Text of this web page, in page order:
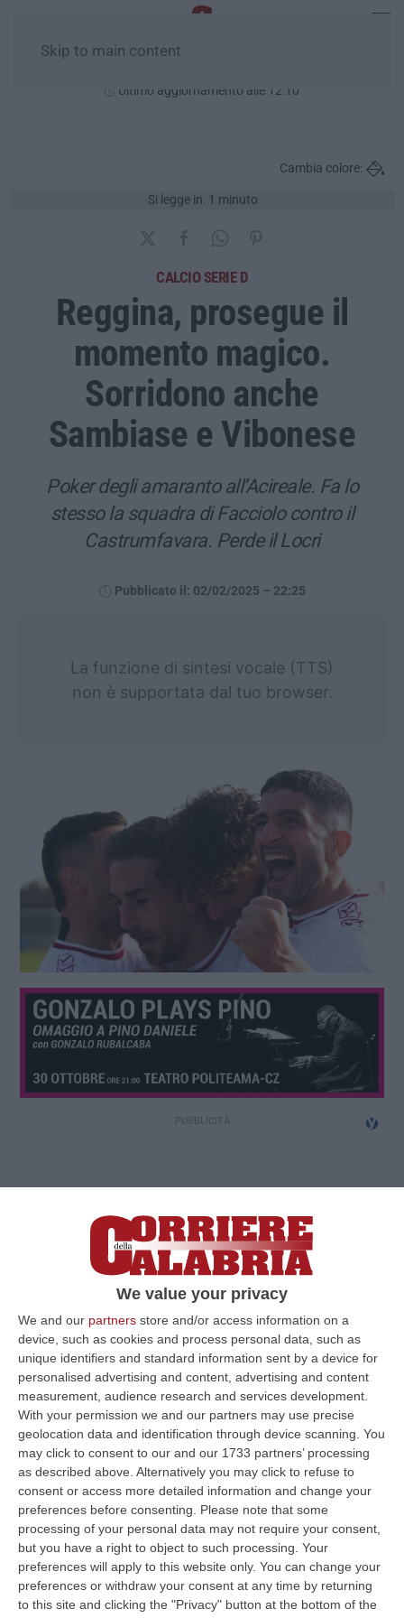
We value your privacy
We and our partners store and/or access information on a
device, such as cookies and process personal data, such as
unique identifiers and standard information sent by a device for
personalised advertising and content, advertising and content
measurement, audience research and services development.
With your permission we and our partners may use precise
geolocation data and identification through device scanning. You
may click to consent to our and our 1733 partners’ processing
as described above. Alternatively you may click to refuse to
consent or access more detailed information and change your
preferences before consenting.
Please note that some
processing of your personal data may not require your consent,
but you have a right to object to such processing. Your
preferences will apply to this website only. You can change your
preferences or withdraw your consent at any time by returning
to this site and clicking the "Privacy" button at the bottom of the
Skip to main content
Ultimo aggiornamento alle 12:10
Si legge in: 1 minuto
Cambia colore:
CALCIO SERIE D
Reggina, prosegue il
momento magico.
Sorridono anche
Sambiase e Vibonese
Poker degli amaranto all’Acireale. Fa lo
stesso la squadra di Facciolo contro il
Castrumfavara. Perde il Locri
Pubblicato il: 02/02/2025 – 22:25
La funzione di sintesi vocale (TTS)
non è supportata dal tuo browser.
Clicca e segui “Corriere della Calabria” su Google News
Prosegue il momento magico dellaReggina
di Brunello Trociniche espugna Acireale